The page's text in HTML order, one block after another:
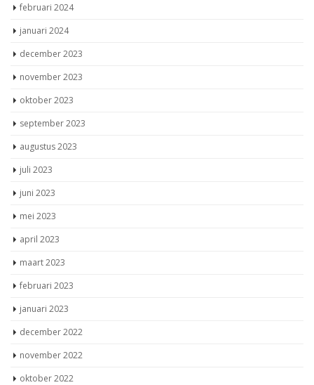
februari 2024
januari 2024
december 2023
november 2023
oktober 2023
september 2023
augustus 2023
juli 2023
juni 2023
mei 2023
april 2023
maart 2023
februari 2023
januari 2023
december 2022
november 2022
oktober 2022